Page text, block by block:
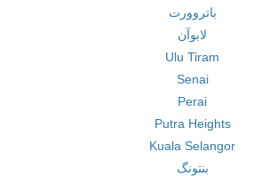
باتروورت
لابوآن
Ulu Tiram
Senai
Perai
Putra Heights
Kuala Selangor
بنتونگ